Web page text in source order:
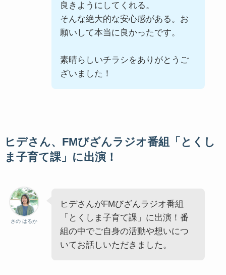
良きようにしてくれる。
そんな絶大的な安心感がある。お
願いして本当に良かったです。
素晴らしいチラシをありがとうご
ざいました！
ヒデさん、FMびざんラジオ番組「とくし
ま子育て課」に出演！
さの はるか
ヒデさんがFMびざんラジオ番組
「とくしま子育て課」に出演！番
組の中でご自身の活動や想いにつ
いてお話しいただきました。